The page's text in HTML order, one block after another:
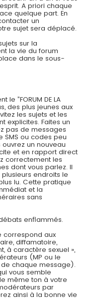
A priori chaque
quelque part. En
un
sujet sera déplacé.
sur la
la vie du forum
dans le sous-
”FORUM DE LA
des plus jeunes aux
les sujets et les
explicites. Faites un
pas de messages
SMS ou codes peu
un nouveau
et en rapport direct
correctement les
dont vous parlez. Il
plusieurs endroits le
lu. Cette pratique
et la
sans
enflammés.
correspond aux
diffamatoire,
à caractère sexuel »,
(MP ou le
chaque message).
vous semble
même ton à votre
par
ainsi à la bonne vie